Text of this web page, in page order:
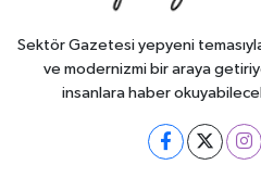
Sektör Gazetesi yepyeni
ve modernizmi bir araya
insanlara haber